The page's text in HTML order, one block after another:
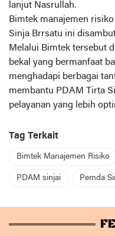
lanjut Nasrullah.
Bimtek manajemen
Sinja Brrsatu ini
Melalui Bimtek tersebut
bekal yang bermanfaat
menghadapi berbagai
membantu PDAM Tirta
pelayanan yang lebih
Tag Terkait
Bimtek Manajemen Risiko
PDAM sinjai Pemda